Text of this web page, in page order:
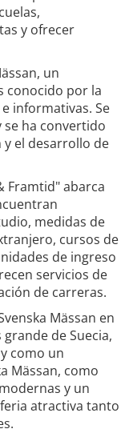
y ofrecer
un
conocido por la
informativas. Se
ha convertido
y el desarrollo de
Framtid" abarca
medidas de
cursos de
de ingreso
servicios de
de carreras.
Mässan en
de Suecia,
como un
Mässan, como
y un
atractiva tanto